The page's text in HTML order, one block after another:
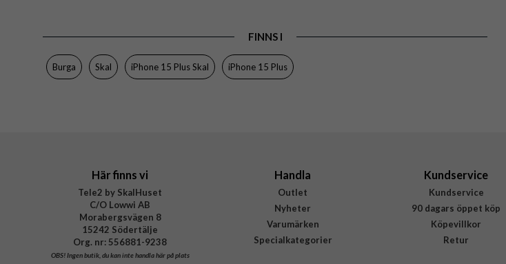
Egenskaper
Stöttålig
Färg
Material
FINNS I
Burga Skal iPhone 15 Plus Skal iPhone 15 Plus
Här finns vi
Tele2 by SkalHuset
C/O Lowwi AB
Morabergsvägen 8
15242 Södertälje
Org. nr: 556881-9238
OBS!Ingen butik, du kan inte handla här på plats
Handla
Outlet
Nyheter
Varumärken
Specialkategorier
Kundservice
Kundservice
90 dagars öppet köp
Köpevillkor
Retur